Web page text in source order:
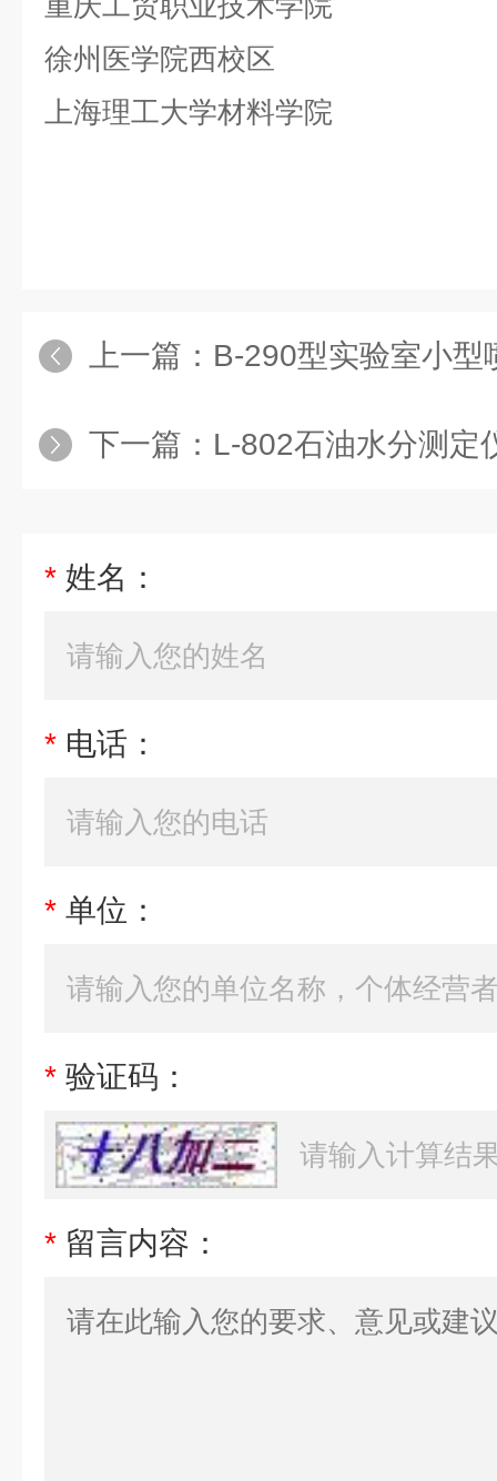
徐州医学院西校区
上海理工大学材料学院
上一篇： B-290型实验室小型
下一篇： L-802石油水分测定
* 姓名：
* 电话：
* 单位：
* 验证码：
* 留言内容：